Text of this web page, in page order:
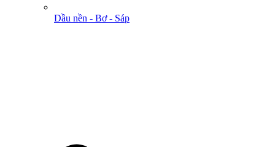
Dầu nền - Bơ - Sáp